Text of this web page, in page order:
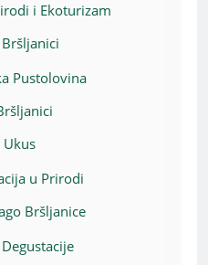
i Ekoturizam
Pustolovina
Ukus
u Prirodi
Bršljanice